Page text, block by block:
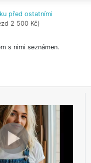
před ostatními
2 500 Kč)
s nimi seznámen.